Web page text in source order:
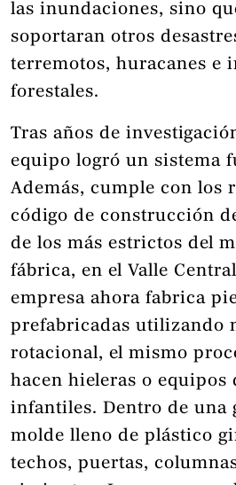
las inundaciones, sino
soportaran otros
terremotos, huracanes e
forestales.
Tras años de
equipo logró un sistema
Además, cumple con los
código de construcción
de los más estrictos del
fábrica, en el Valle
empresa ahora fabrica
prefabricadas utilizando
rotacional, el mismo
hacen hieleras o equipos
infantiles. Dentro de una
molde lleno de plástico
techos, puertas,